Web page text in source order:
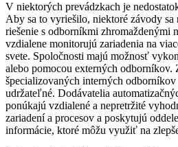
V niektorých prevádzkach je
Aby sa to vyriešilo, niektoré závody sa
riešenie s odborníkmi zhromaždenými
vzdialene monitorujú zariadenia na
svete. Spoločnosti majú možnosť
alebo pomocou externých odborníkov.
špecializovaných interných
udržateľné. Dodávatelia
ponúkajú vzdialené a nepretržité
zariadení a procesov a poskytujú
informácie, ktoré môžu využiť na